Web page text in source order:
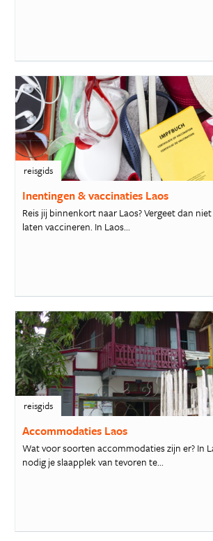
reisgids
Inentingen & vaccinaties Laos
Reis jij binnenkort naar Laos? Vergeet dan
laten vaccineren. In Laos...
reisgids
Accommodaties Laos
Wat voor soorten accommodaties zijn er? In
nodig je slaapplek van tevoren te...